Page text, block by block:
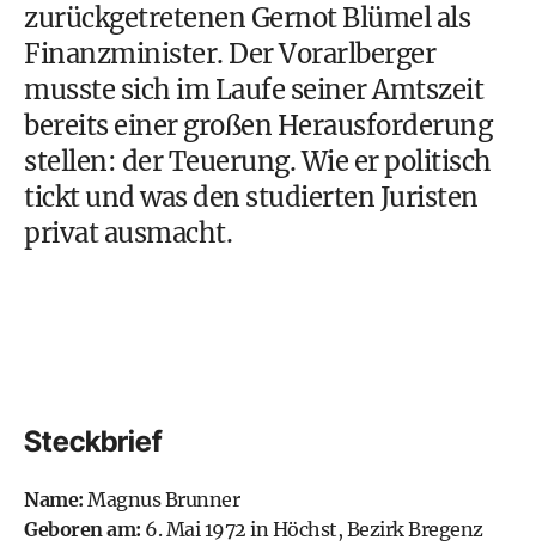
zurückgetretenen Gernot Blümelals
Finanzminister. Der Vorarlberger
musste sich im Laufe seiner Amtszeit
bereits einer großen Herausforderung
stellen: der Teuerung. Wie er politisch
tickt und was den studierten Juristen
privat ausmacht.
Steckbrief
Name: Magnus Brunner
Geboren am: 6. Mai 1972 in Höchst, Bezirk Bregenz